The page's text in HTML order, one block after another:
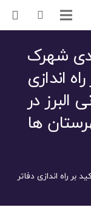
شهرک
اندازی
البرز در
ها
راه اندازی دفاتر